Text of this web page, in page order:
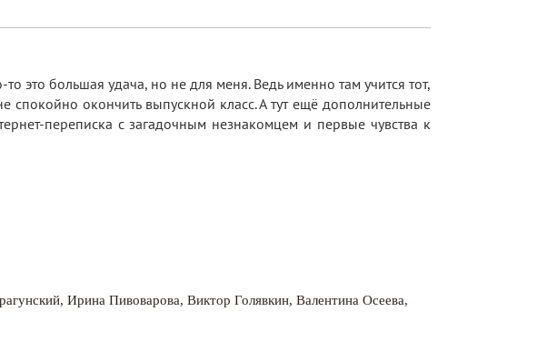
это большая удача, но не для меня. Ведь именно там учится тот,
окончить выпускной класс. А тут ещё дополнительные
переписка с загадочным незнакомцем и первые чувства к
, Ирина Пивоварова, Виктор Голявкин, Валентина Осеева,